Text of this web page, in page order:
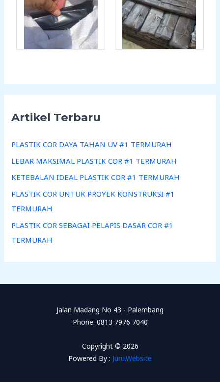
Artikel Terbaru
PLASTIK COR DAYA TAHAN UV #1 TERMURAH
LEBAR MAKSIMAL PLASTIK COR #1 TERMURAH
KETEBALAN IDEAL PLASTIK COR #1 TERMURAH
PLASTIK COR UNTUK PROYEK KONSTRUKSI #1
TERMURAH
PLASTIK COR SEBAGAI PELAPIS DASAR COR #1
TERMURAH
Jalan Madang No 43 - Palembang
Phone: 0813 7976 7040
Copyright © 2026
Powered By : Juru.Website